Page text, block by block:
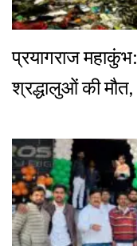
प्रयागराज
श्रद्धालुओं की